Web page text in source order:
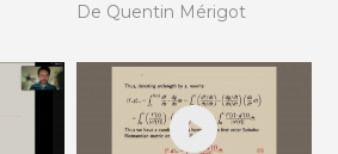
De Quentin Mérigot